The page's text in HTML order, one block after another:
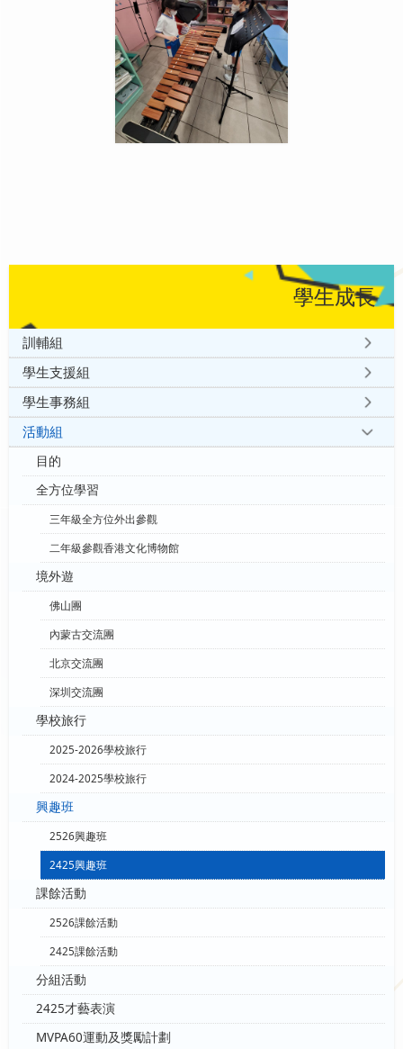
學生成長
訓輔組
學生支援組
學生事務組
活動組
目的
全方位學習
三年級全方位外出參觀
二年級參觀香港文化博物館
境外遊
佛山團
內蒙古交流團
北京交流團
深圳交流團
學校旅行
2025-2026學校旅行
2024-2025學校旅行
興趣班
2526興趣班
2425興趣班
課餘活動
2526課餘活動
2425課餘活動
分組活動
2425才藝表演
MVPA60運動及獎勵計劃